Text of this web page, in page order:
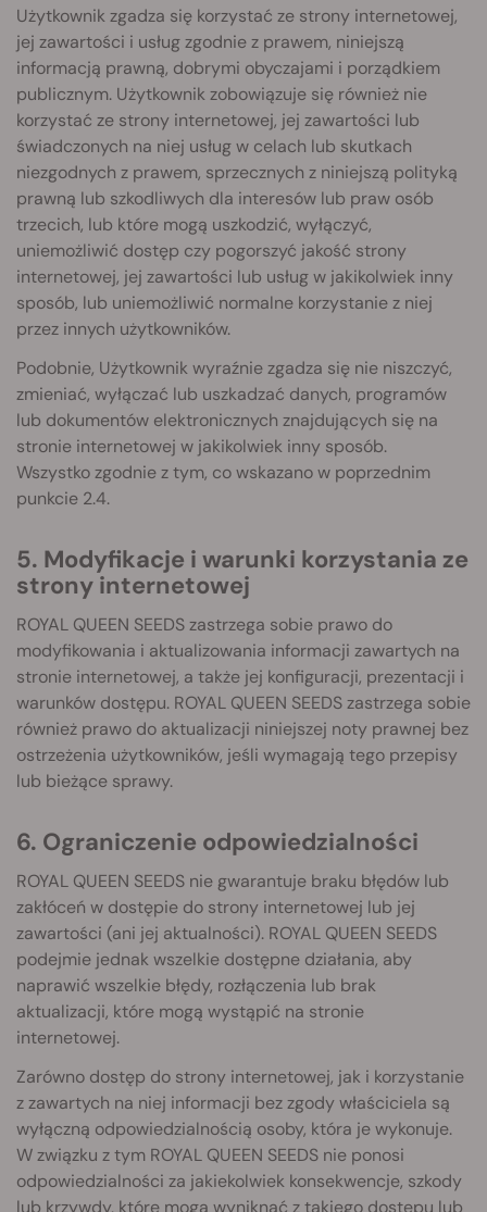
Użytkownik zgadza się korzystać ze strony internetowej,
jej zawartości i usług zgodnie z prawem, niniejszą
informacją prawną, dobrymi obyczajami i porządkiem
publicznym. Użytkownik zobowiązuje się również nie
korzystać ze strony internetowej, jej zawartości lub
świadczonych na niej usług w celach lub skutkach
niezgodnych z prawem, sprzecznych z niniejszą polityką
prawną lub szkodliwych dla interesów lub praw osób
trzecich, lub które mogą uszkodzić, wyłączyć,
uniemożliwić dostęp czy pogorszyć jakość strony
internetowej, jej zawartości lub usług w jakikolwiek inny
sposób, lub uniemożliwić normalne korzystanie z niej
przez innych użytkowników.
Podobnie, Użytkownik wyraźnie zgadza się nie niszczyć,
zmieniać, wyłączać lub uszkadzać danych, programów
lub dokumentów elektronicznych znajdujących się na
stronie internetowej w jakikolwiek inny sposób.
Wszystko zgodnie z tym, co wskazano w poprzednim
punkcie 2.4.
5. Modyfikacje i warunki korzystania ze
strony internetowej
ROYAL QUEEN SEEDS zastrzega sobie prawo do
modyfikowania i aktualizowania informacji zawartych na
stronie internetowej, a także jej konfiguracji, prezentacji i
warunków dostępu. ROYAL QUEEN SEEDS zastrzega sobie
również prawo do aktualizacji niniejszej noty prawnej bez
ostrzeżenia użytkowników, jeśli wymagają tego przepisy
lub bieżące sprawy.
6. Ograniczenie odpowiedzialności
ROYAL QUEEN SEEDS nie gwarantuje braku błędów lub
zakłóceń w dostępie do strony internetowej lub jej
zawartości (ani jej aktualności). ROYAL QUEEN SEEDS
podejmie jednak wszelkie dostępne działania, aby
naprawić wszelkie błędy, rozłączenia lub brak
aktualizacji, które mogą wystąpić na stronie
internetowej.
Zarówno dostęp do strony internetowej, jak i korzystanie
z zawartych na niej informacji bez zgody właściciela są
wyłączną odpowiedzialnością osoby, która je wykonuje.
W związku z tym ROYAL QUEEN SEEDS nie ponosi
odpowiedzialności za jakiekolwiek konsekwencje, szkody
lub krzywdy, które mogą wyniknąć z takiego dostępu lub